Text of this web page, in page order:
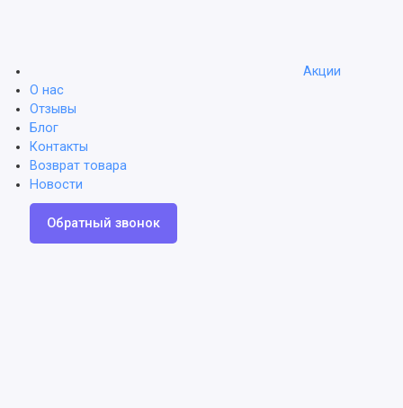
Акции
О нас
Отзывы
Блог
Контакты
Возврат товара
Новости
Обратный звонок